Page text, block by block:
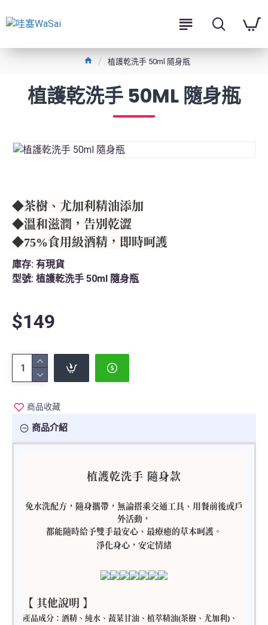
植護乾洗手 50ml 隨身瓶
植護乾洗手 50ML 隨身瓶
◆茶樹、尤加利精油添加
◆溫和滋潤，告別乾澀
◆75%食用級酒精，即時呵護
庫存: 有現貨
型號: 植護乾洗手 50ml 隨身瓶
$149
商品收藏
商品介紹
植護乾洗手 隨身款
免水洗配方，隨身攜帶，無論搭乘交通工具、用餐前後或戶
外活動，
都能隨時給予雙手最安心、最療癒的草本呵護。
淨化身心，安定情緒
【 其他說明 】
產品成分：酒精、純水、蔬菜甘油、植萃精油(茶樹、尤加利)、